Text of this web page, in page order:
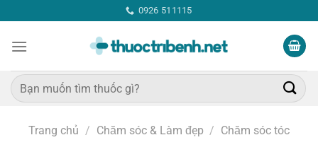
qua
nội
0926 511115
Tìm
kiếm:
Trang chủ / Chăm sóc & Làm đẹp / Chăm sóc tóc